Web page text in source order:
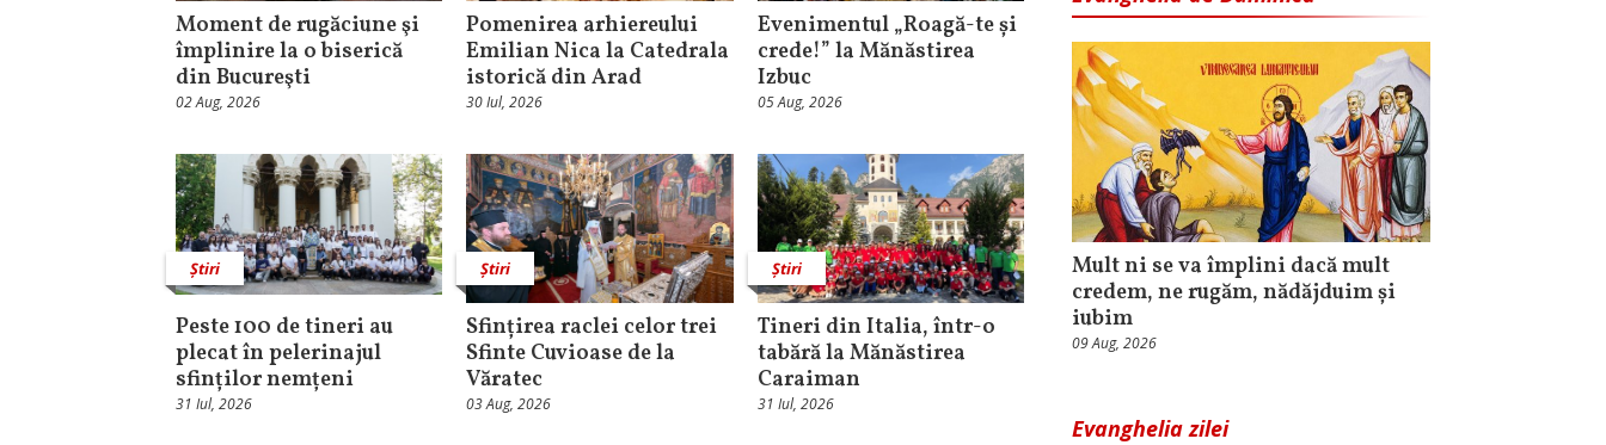
Moment de rugăciune şi
împlinire la o biserică
din Bucureşti
02 Aug, 2026
Pomenirea arhiereului
Emilian Nica la Catedrala
istorică din Arad
30 Iul, 2026
Evenimentul „Roagă-te și
crede!” la Mănăstirea
Izbuc
05 Aug, 2026
Știri
Peste 100 de tineri au
plecat în pelerinajul
sfinților nemțeni
31 Iul, 2026
Știri
Sfințirea raclei celor trei
Sfinte Cuvioase de la
Văratec
03 Aug, 2026
Știri
Tineri din Italia, într-o
tabără la Mănăstirea
Caraiman
31 Iul, 2026
Mult ni se va împlini dacă mult
credem, ne rugăm, nădăjduim și
iubim
09 Aug, 2026
Evanghelia zilei